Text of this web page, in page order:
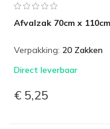
Afvalzak 70cm x
Verpakking: 20 Zakken
Direct leverbaar
€ 5,25